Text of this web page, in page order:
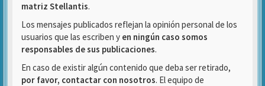
matriz Stellantis.
Los mensajes publicados reflejan la opinión personal de los
usuarios que las escriben y en ningún caso somos
responsables de sus publicaciones.
En caso de existir algún contenido que deba ser retirado,
por favor, contactar con nosotros. El equipo de